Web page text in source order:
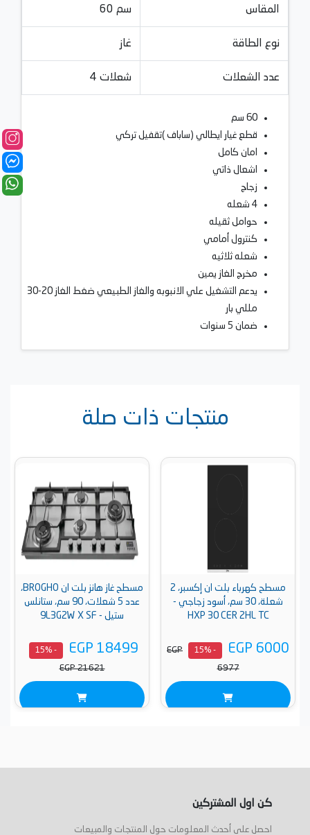
المقاس 60 سم
نوع الطاقة غاز
عدد الشعلات 4 شعلات
60 سم
قطع غيار ايطالي (ساباف )تقفيل تركي
امان كامل
اشعال ذاتي
زجاج
4 شعله
حوامل ثقيله
كنترول أمامي
شعله ثلاثيه
مخرج الغاز يمين
يدعم التشغيل علي الانبوبه والغاز الطبيعي ضغط الغاز 20-30
مللي بار
ضمان 5 سنوات
منتجات ذات صلة
مسطح كهرباء بلت ان إكسبر، 2
شعلة، 30 سم، أسود زجاجي -
HXP 30 CER 2HL TC
EGP 6000
- 15%
EGP
6977
مسطح غاز هانز بلت ان BROGHO،
عدد 5 شعلات، 90 سم، ستانلس
ستيل - 9L3G2W X SF
EGP 18499
- 15%
EGP 21621
كن اول المشتركين
احصل على أحدث المعلومات حول المنتجات والمبيعات